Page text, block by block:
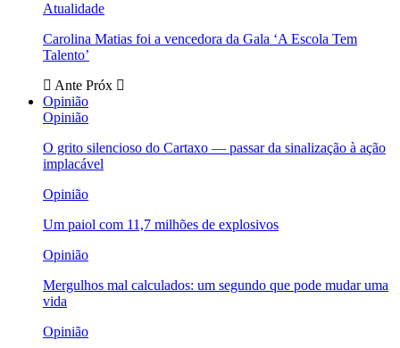
Atualidade
Carolina Matias foi a vencedora da Gala ‘A Escola Tem
Talento’
Ante Próx
Opinião
Opinião
O grito silencioso do Cartaxo — passar da sinalização à ação
implacável
Opinião
Um paiol com 11,7 milhões de explosivos
Opinião
Mergulhos mal calculados: um segundo que pode mudar uma
vida
Opinião